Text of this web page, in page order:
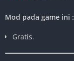
Mod pada game ini :
Gratis.